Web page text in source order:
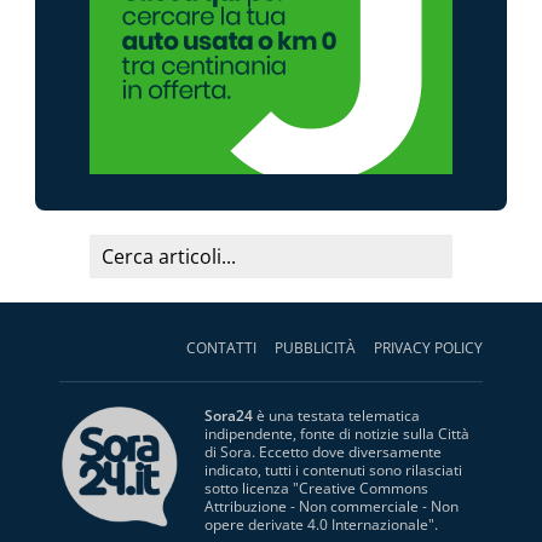
CONTATTI PUBBLICITÀ PRIVACY POLICY
Sora24è una testata telematica
indipendente, fonte di notizie sulla Città
di Sora. Eccetto dove diversamente
indicato, tutti i contenuti sono rilasciati
sotto licenza "Creative Commons
Attribuzione - Non commerciale - Non
opere derivate 4.0 Internazionale".